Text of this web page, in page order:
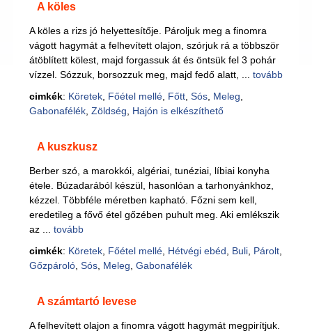
A köles
A köles a rizs jó helyettesítője. Pároljuk meg a finomra
vágott hagymát a felhevített olajon, szórjuk rá a többször
átöblített kölest, majd forgassuk át és öntsük fel 3 pohár
vízzel. Sózzuk, borsozzuk meg, majd fedő alatt, ... tovább
cimkék: Köretek, Főétel mellé, Főtt, Sós, Meleg
Gabonafélék, Zöldség Hajón is elkészíthető
A kuszkusz
Berber szó, a marokkói, algériai, tunéziai, líbiai konyha
étele. Búzadarából készül, hasonlóan a tarhonyánkhoz,
kézzel. Többféle méretben kapható. Főzni sem kell,
eredetileg a fővő étel gőzében puhult meg. Aki emlékszik
az ... tovább
cimkék: Köretek, Főétel mellé, Hétvégi ebéd Buli, Párolt,
Gőzpároló, Sós, Meleg Gabonafélék
A számtartó levese
A felhevített olajon a finomra vágott hagymát megpirítjuk.